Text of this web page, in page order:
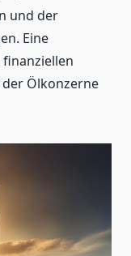
und der
Eine
Ölkonzerne